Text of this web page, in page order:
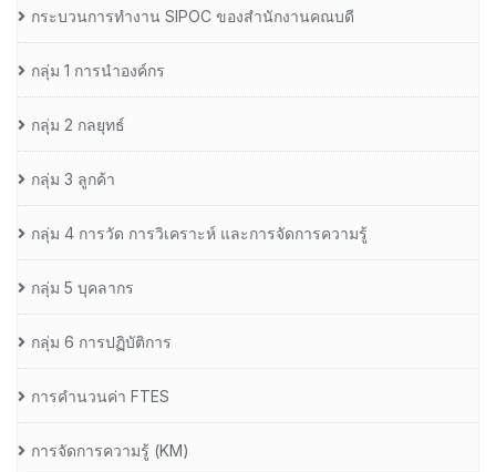
กระบวนการทำงาน SIPOC ของสำนักงานคณบดี
กลุ่ม 1 การนำองค์กร
กลุ่ม 2 กลยุทธ์
กลุ่ม 3 ลูกค้า
กลุ่ม 4 การวัด การวิเคราะห์ และการจัดการความรู้
กลุ่ม 5 บุคลากร
กลุ่ม 6 การปฏิบัติการ
การคำนวนค่า FTES
การจัดการความรู้ (KM)